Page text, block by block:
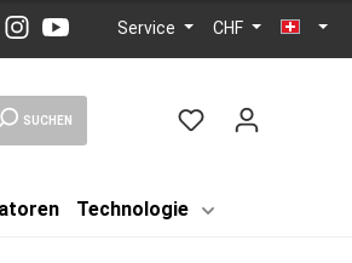
Service CHF
SUCHEN
Technologie